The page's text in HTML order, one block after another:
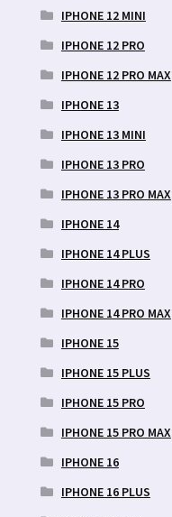
IPHONE 12 MINI
IPHONE 12 PRO
IPHONE 12 PRO MAX
IPHONE 13
IPHONE 13 MINI
IPHONE 13 PRO
IPHONE 13 PRO MAX
IPHONE 14
IPHONE 14 PLUS
IPHONE 14 PRO
IPHONE 14 PRO MAX
IPHONE 15
IPHONE 15 PLUS
IPHONE 15 PRO
IPHONE 15 PRO MAX
IPHONE 16
IPHONE 16 PLUS